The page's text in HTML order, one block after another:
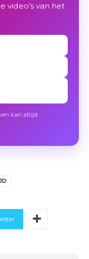
video’s van het
kan altijd.